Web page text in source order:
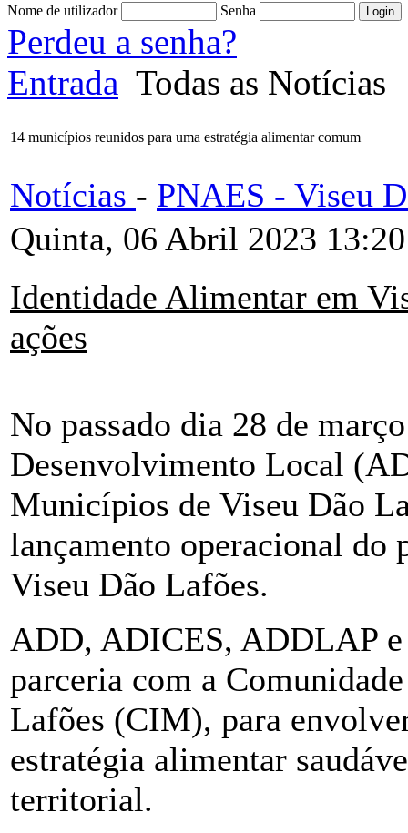
Nome de utilizador Senha
Perdeu a senha?
Entrada Todas as Notícias
14 municípios reunidos para uma estratégia alimentar comum
Notícias - PNAES - Viseu
Quinta, 06 Abril 2023 13:20
Identidade Alimentar em
ações
No passado dia 28 de
Desenvolvimento Local
Municípios de Viseu Dão
lançamento operacional
Viseu Dão Lafões.
ADD, ADICES, ADDLAP
parceria com a
Lafões (CIM), para
estratégia alimentar
territorial.